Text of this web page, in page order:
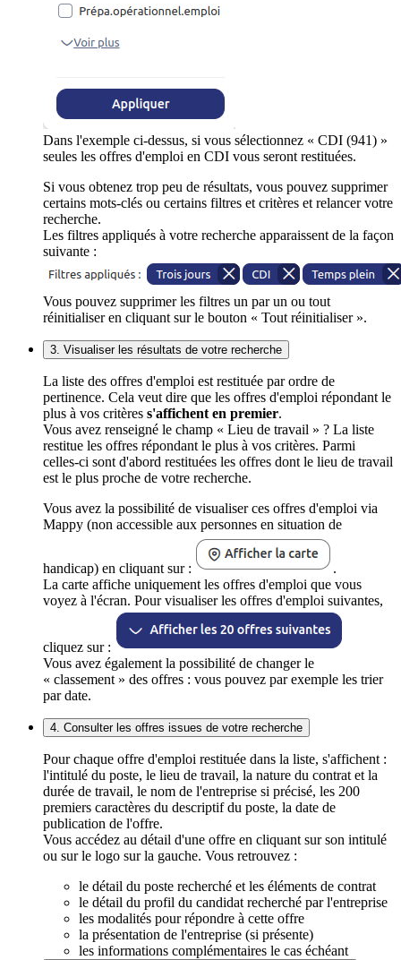
Dans l'exemple ci-dessus, si vous sélectionnez « CDI (941) »
seules les offres d'emploi en CDI vous seront restituées.
Si vous obtenez trop peu de résultats, vous pouvez supprimer
certains mots-clés ou certains filtres et critères et relancer votre
recherche.
Les filtres appliqués à votre recherche apparaissent de la façon
suivante :
Vous pouvez supprimer les filtres un par un ou tout
réinitialiser en cliquant sur le bouton « Tout réinitialiser ».
3. Visualiser les résultats de votre recherche
La liste des offres d'emploi est restituée par ordre de
pertinence. Cela veut dire que les offres d'emploi répondant le
plus à vos critères s'affichent en premier.
Vous avez renseigné le champ « Lieu de travail » ? La liste
restitue les offres répondant le plus à vos critères. Parmi
celles-ci sont d'abord restituées les offres dont le lieu de travail
est le plus proche de votre recherche.
Vous avez la possibilité de visualiser ces offres d'emploi via
Mappy (non accessible aux personnes en situation de
handicap) en cliquant sur :
.
La carte affiche uniquement les offres d'emploi que vous
voyez à l'écran. Pour visualiser les offres d'emploi suivantes,
cliquez sur :
Vous avez également la possibilité de changer le
« classement » des offres : vous pouvez par exemple les trier
par date.
4. Consulter les offres issues de votre recherche
Pour chaque offre d'emploi restituée dans la liste, s'affichent :
l'intitulé du poste, le lieu de travail, la nature du contrat et la
durée de travail, le nom de l'entreprise si précisé, les 200
premiers caractères du descriptif du poste, la date de
publication de l'offre.
Vous accédez au détail d'une offre en cliquant sur son intitulé
ou sur le logo sur la gauche. Vous retrouvez :
le détail du poste recherché et les éléments de contrat
le détail du profil du candidat recherché par l'entreprise
les modalités pour répondre à cette offre
la présentation de l'entreprise (si présente)
les informations complémentaires le cas échéant